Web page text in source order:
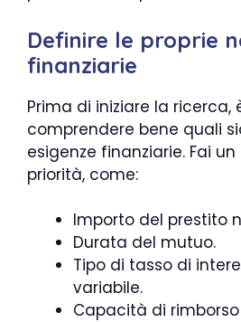
Definire le proprie
finanziarie
Prima di iniziare la ricerca,
comprendere bene quali
esigenze finanziarie. Fai
priorità, come:
Importo del prestito
Durata del mutuo.
Tipo di tasso di
variabile.
Capacità di